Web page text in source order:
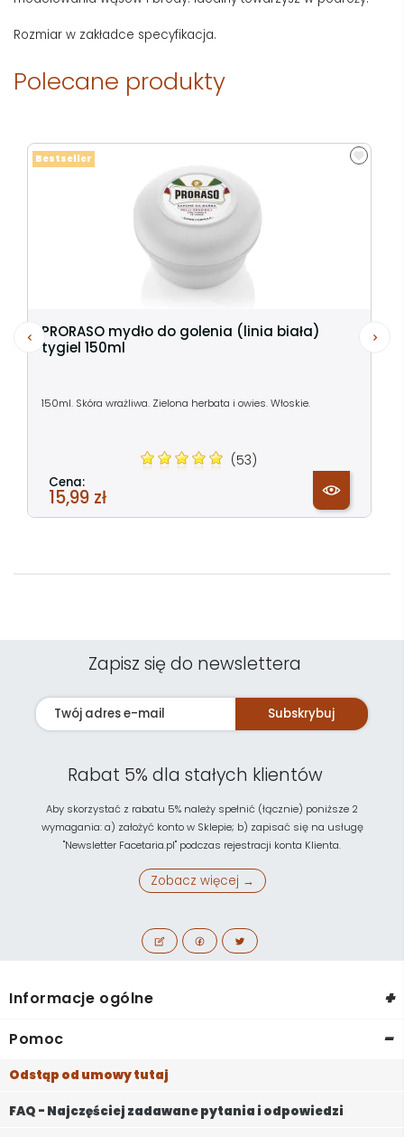
Rozmiar w zakładce specyfikacja.
Polecane produkty
PRORASO mydło do golenia (linia biała)
tygiel 150ml
150ml. Skóra wrażliwa. Zielona herbata i owies. Włoskie.
(53)
Cena:
15,99 zł
Bestseller
Zapisz się do newslettera
Subskrybuj
Rabat 5% dla stałych klientów
Aby skorzystać z rabatu 5% należy spełnić (łącznie) poniższe 2
wymagania: a) założyć konto w Sklepie; b) zapisać się na usługę
"Newsletter Facetaria.pl" podczas rejestracji konta Klienta.
Zobacz więcej →
Informacje ogólne +
Pomoc -
Odstąp od umowy tutaj
FAQ - Najczęściej zadawane pytania i odpowiedzi